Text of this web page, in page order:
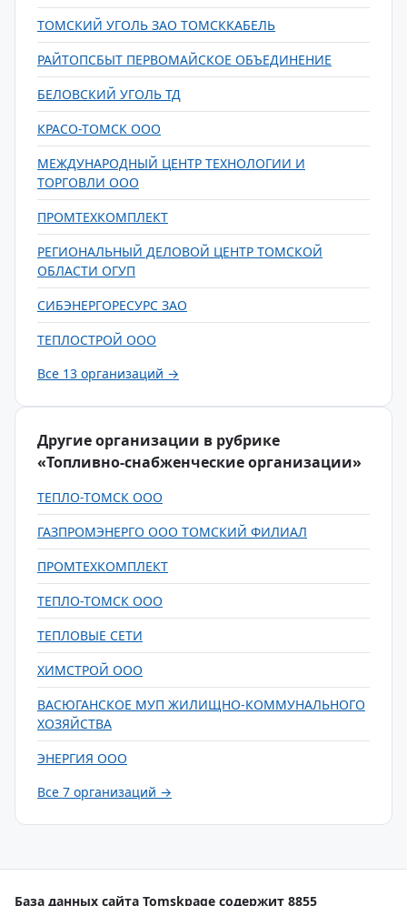
ТОМСКИЙ УГОЛЬ ЗАО ТОМСККАБЕЛЬ
РАЙТОПСБЫТ ПЕРВОМАЙСКОЕ ОБЪЕДИНЕНИЕ
БЕЛОВСКИЙ УГОЛЬ ТД
КРАСО-ТОМСК ООО
МЕЖДУНАРОДНЫЙ ЦЕНТР ТЕХНОЛОГИИ И
ТОРГОВЛИ ООО
ПРОМТЕХКОМПЛЕКТ
РЕГИОНАЛЬНЫЙ ДЕЛОВОЙ ЦЕНТР ТОМСКОЙ
ОБЛАСТИ ОГУП
СИБЭНЕРГОРЕСУРС ЗАО
ТЕПЛОСТРОЙ ООО
Все 13 организаций →
Другие организации в рубрике
«Топливно-снабженческие организации»
ТЕПЛО-ТОМСК ООО
ГАЗПРОМЭНЕРГО ООО ТОМСКИЙ ФИЛИАЛ
ПРОМТЕХКОМПЛЕКТ
ТЕПЛО-ТОМСК ООО
ТЕПЛОВЫЕ СЕТИ
ХИМСТРОЙ ООО
ВАСЮГАНСКОЕ МУП ЖИЛИЩНО-КОММУНАЛЬНОГО
ХОЗЯЙСТВА
ЭНЕРГИЯ ООО
Все 7 организаций →
База данных сайта Tomskpage содержит 8855